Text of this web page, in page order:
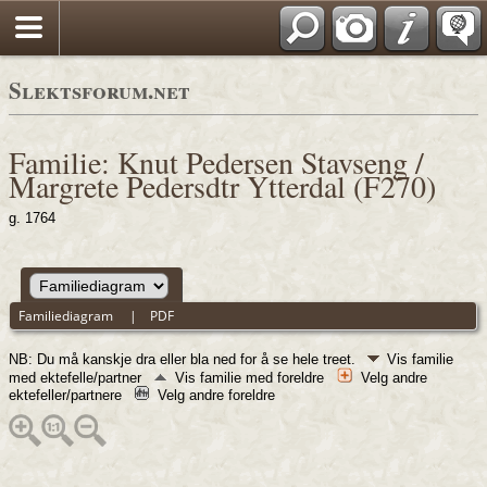
Slektsforum.net
Familie: Knut Pedersen Stavseng /
Margrete Pedersdtr Ytterdal (F270)
g. 1764
Familiediagram | PDF
NB: Du må kanskje dra eller bla ned for å se hele treet.
Vis familie
med ektefelle/partner
Vis familie med foreldre
Velg andre
ektefeller/partnere
Velg andre foreldre